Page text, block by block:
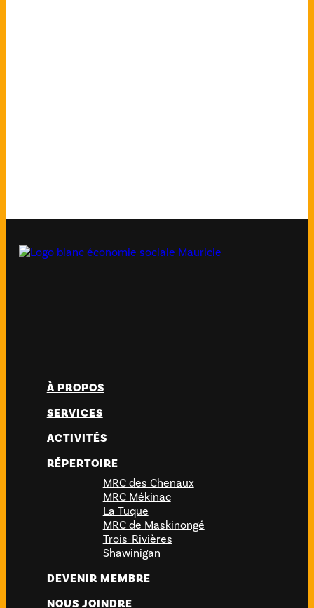
À PROPOS
SERVICES
ACTIVITÉS
RÉPERTOIRE
MRC des Chenaux
MRC Mékinac
La Tuque
MRC de Maskinongé
Trois-Rivières
Shawinigan
DEVENIR MEMBRE
NOUS JOINDRE